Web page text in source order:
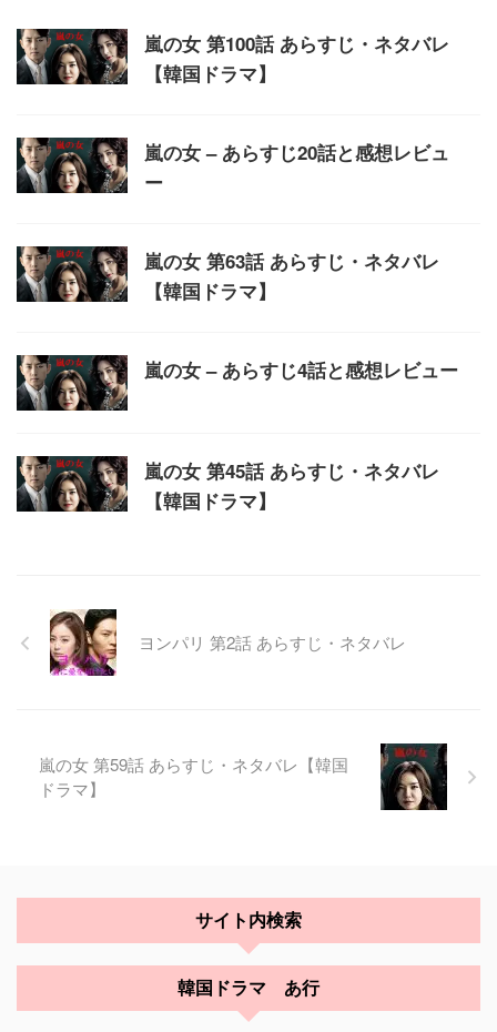
嵐の女 第100話 あらすじ・ネタバレ
【韓国ドラマ】
嵐の女 – あらすじ20話と感想レビュ
ー
嵐の女 第63話 あらすじ・ネタバレ
【韓国ドラマ】
嵐の女 – あらすじ4話と感想レビュー
嵐の女 第45話 あらすじ・ネタバレ
【韓国ドラマ】
ヨンパリ 第2話 あらすじ・ネタバレ
嵐の女 第59話 あらすじ・ネタバレ【韓国
ドラマ】
サイト内検索
韓国ドラマ あ行